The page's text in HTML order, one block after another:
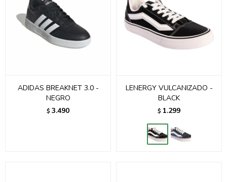
ADIDAS BREAKNET 3.0 -
NEGRO
$ 3.490
LENERGY VULCANIZADO -
BLACK
$ 1.299